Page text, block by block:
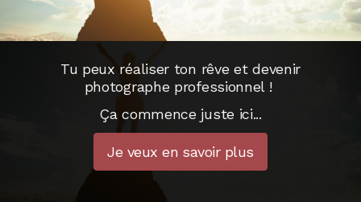
Tu peux réaliser ton rêveet devenir
photographe professionnel !
Ça commence juste ici...
Je veux en savoir plus